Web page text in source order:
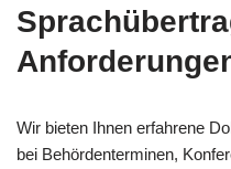
Wir bieten Ihnen erfahrene
bei Behördenterminen,